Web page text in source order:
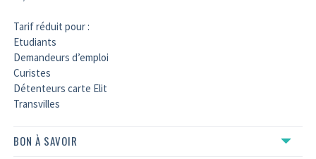
Tarif réduit pour :
Etudiants
Demandeurs d’emploi
Curistes
Détenteurs carte Elit
Transvilles
BON À SAVOIR